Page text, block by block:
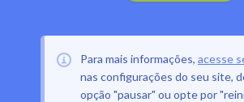
Para mais informações, acesse
nas configurações do seu site,
opção "pausar" ou opte por